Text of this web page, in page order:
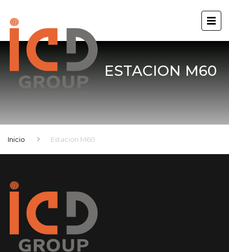
ESTACION M60
Inicio Estacion M60